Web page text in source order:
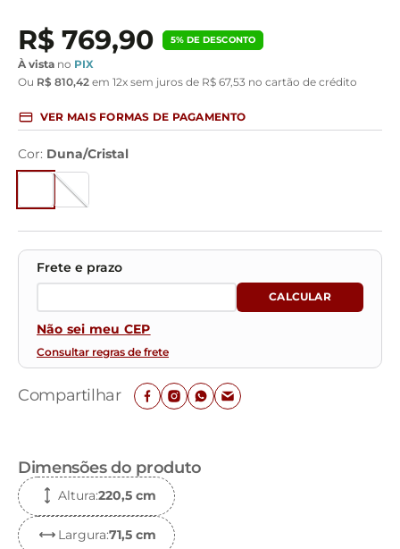
R$ 769,90 5% DE DESCONTO
À vista no PIX
Ou R$ 810,42 em 12x sem juros de R$ 67,53 no cartão de crédito
VER MAIS FORMAS DE PAGAMENTO
Cor: Duna/Cristal
Não sei meu CEP
Consultar regras de frete
Compartilhar
Dimensões do produto
Altura:220,5 cm
Largura:71,5 cm